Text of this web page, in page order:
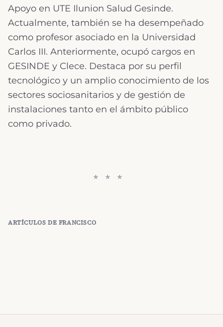
Apoyo en UTE Ilunion Salud Gesinde.
Actualmente, también se ha desempeñado
como profesor asociado en la Universidad
Carlos III. Anteriormente, ocupó cargos en
GESINDE y Clece. Destaca por su perfil
tecnológico y un amplio conocimiento de los
sectores sociosanitarios y de gestión de
instalaciones tanto en el ámbito público
como privado.
ARTÍCULOS DE FRANCISCO